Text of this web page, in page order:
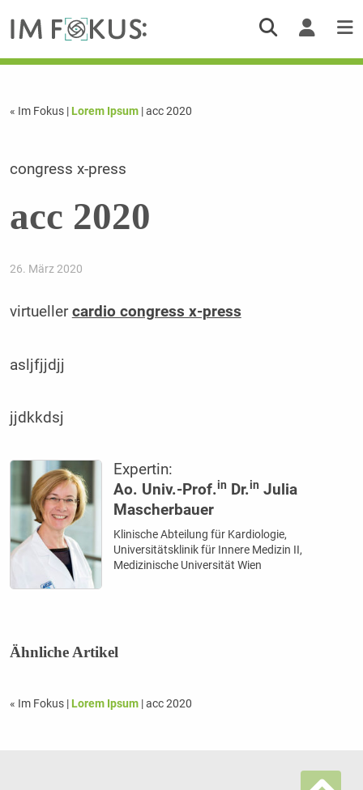
« Im Fokus | Lorem Ipsum| acc 2020
congress x-press
acc 2020
26. März 2020
virtuellercardio congress x-press
asljfjjdjj
jjdkkdsj
Expertin:
Ao. Univ.-Prof.in Dr.in Julia
Mascherbauer
Klinische Abteilung für Kardiologie,
Universitätsklinik für Innere Medizin II,
Medizinische Universität Wien
Ähnliche Artikel
« Im Fokus | Lorem Ipsum| acc 2020